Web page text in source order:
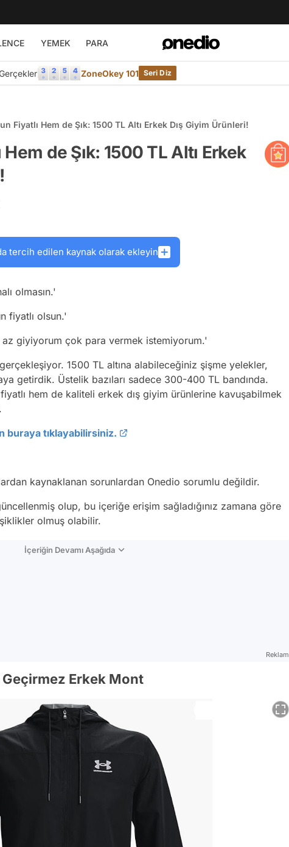
YEMEK PARA
ZoneOkey 101 Seri Diz
Fiyatlı Hem de Şık: 1500 TL Altı Erkek Dış Giyim Ürünleri!
de Şık: 1500 TL Altı Erkek
tercih edilen kaynak olarak ekleyin
olmasın.'
fiyatlı olsun.'
az giyiyorum çok para vermek istemiyorum.'
1500 TL altına alabileceğiniz şişme yelekler,
getirdik. Üstelik bazıları sadece 300-400 TL bandında.
hem de kaliteli erkek dış giyim ürünlerine kavuşabilmek
buraya tıklayabilirsiniz.
kaynaklanan sorunlardan Onedio sorumlu değildir.
olup, bu içeriğe erişim sağladığınız zamana göre
olmuş olabilir.
İçeriğin Devamı Aşağıda
Reklam
Erkek Mont